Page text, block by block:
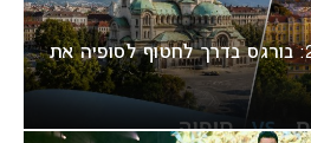
המירוץ לאירוויזיון 2027: בורגס בדרך לחטוף לסופיה את